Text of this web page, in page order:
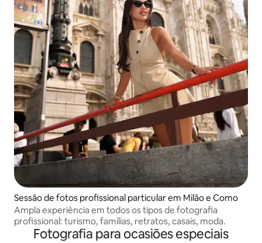
Sessão de fotos profissional particular em Milão e Como
Ampla experiência em todos os tipos de fotografia
profissional: turismo, famílias, retratos, casais, moda.
Fotografia para ocasiões especiais